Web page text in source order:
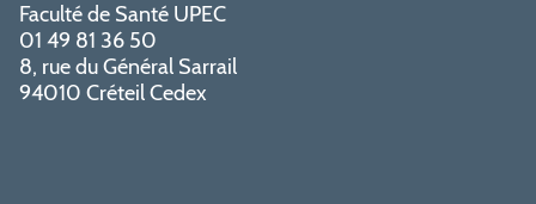
Faculté de Santé UPEC
01 49 81 36 50
8, rue du Général Sarrail
94010 Créteil Cedex